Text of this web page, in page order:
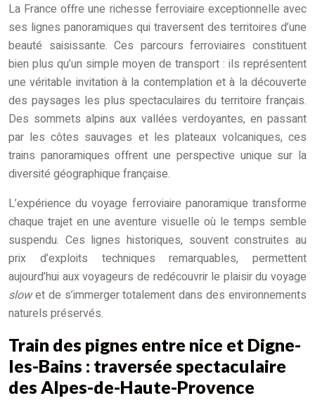
La France offre une richesse ferroviaire exceptionnelle avec
ses lignes panoramiques qui traversent des territoires d’une
beauté saisissante. Ces parcours ferroviaires constituent
bien plus qu’un simple moyen de transport : ils représentent
une véritable invitation à la contemplation et à la découverte
des paysages les plus spectaculaires du territoire français.
Des sommets alpins aux vallées verdoyantes, en passant
par les côtes sauvages et les plateaux volcaniques, ces
trains panoramiques offrent une perspective unique sur la
diversité géographique française.
L’expérience du voyage ferroviaire panoramique transforme
chaque trajet en une aventure visuelle où le temps semble
suspendu. Ces lignes historiques, souvent construites au
prix d’exploits techniques remarquables, permettent
aujourd’hui aux voyageurs de redécouvrir le plaisir du voyage
slowet de s’immerger totalement dans des environnements
naturels préservés.
Train des pignes entre nice et Digne-
les-Bains : traversée spectaculaire
des Alpes-de-Haute-Provence